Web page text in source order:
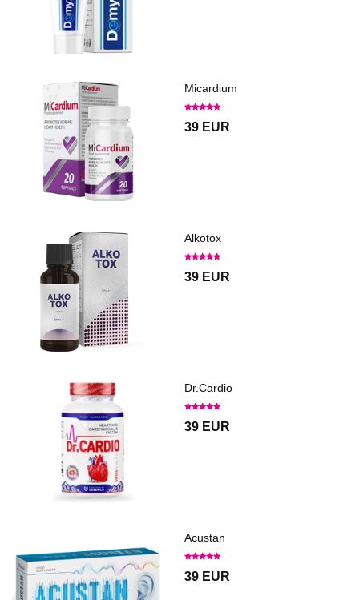
Micardium
39 EUR
Alkotox
39 EUR
Dr.Cardio
39 EUR
Acustan
39 EUR